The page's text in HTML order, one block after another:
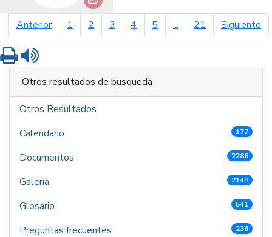
Anteriorpágina anterior
1 2 3 4 5 ... 21 Siguiente
Imprimir
Otros resultados de busqueda
Otros Resultados
Calendario
177
Documentos 2286
Galería 2144
Glosario 541
Preguntas frecuentes 236